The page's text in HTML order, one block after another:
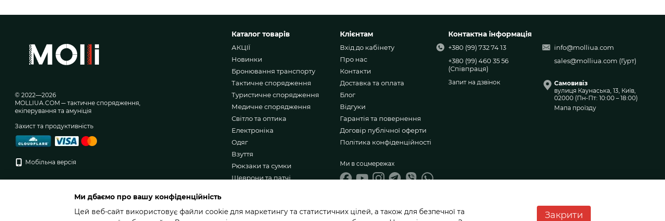
© 2022—2026
MOLLIUA.COM ─ тактичне спорядження,
екіперування та амуніція
Захист та продуктивність
Мобільна версія
Каталог товарів
АКЦІЇ
Новинки
Бронювання транспорту
Тактичне спорядження
Туристичне спорядження
Медичне спорядження
Світло та оптика
Електроніка
Одяг
Взуття
Рюкзаки та сумки
Шеврони та патчі
Гурт/Співпраця
Клієнтам
Вхід до кабінету
Про нас
Контакти
Доставка та оплата
Блог
Відгуки
Гарантія та повернення
Договір публічної оферти
Політика конфіденційності
Ми в соцмережах
Контактна інформація
+380 (99) 732 74 13
+380 (99) 460 35 56
(Співпраця)
Запит на дзвінок
info@molliua.com
sales@molliua.com (Гурт)
Самовивіз
вулиця Каунаська, 13, Київ,
02000 (Пн-Пт: 10:00 – 18:00)
Мапа проїзду
Ми дбаємо про вашу конфіденційність
Цей веб-сайт використовує файли cookie для маркетингу та статистичних цілей, а також для безпечної та
Закрити